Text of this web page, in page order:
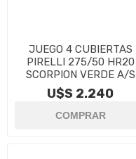
JUEGO 4 CUBIERTAS
PIRELLI 275/50 HR20
SCORPION VERDE A/S
U$S 2.240